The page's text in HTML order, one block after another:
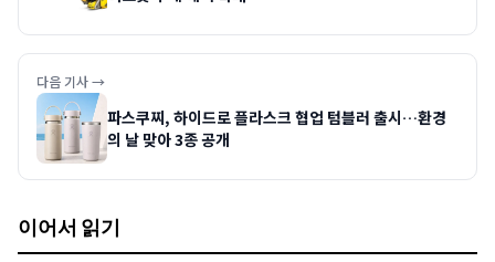
다음 기사 →
파스쿠찌, 하이드로 플라스크 협업 텀블러 출시…환경
의 날 맞아 3종 공개
이어서 읽기